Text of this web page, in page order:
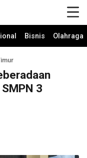
Bisnis Olahraga
3